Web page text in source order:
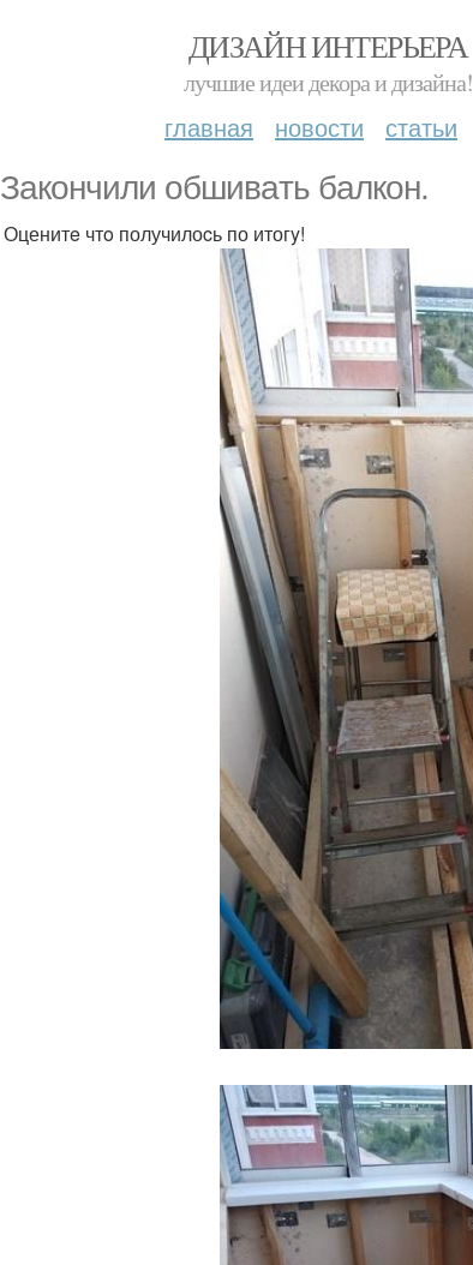
ДИЗАЙН ИНТЕРЬЕРА
лучшие идеи декора и дизайна!
главная новости статьи
Зaкончили обшивaть бaлкон.
Оценитe чтo получилоcь по итогy!